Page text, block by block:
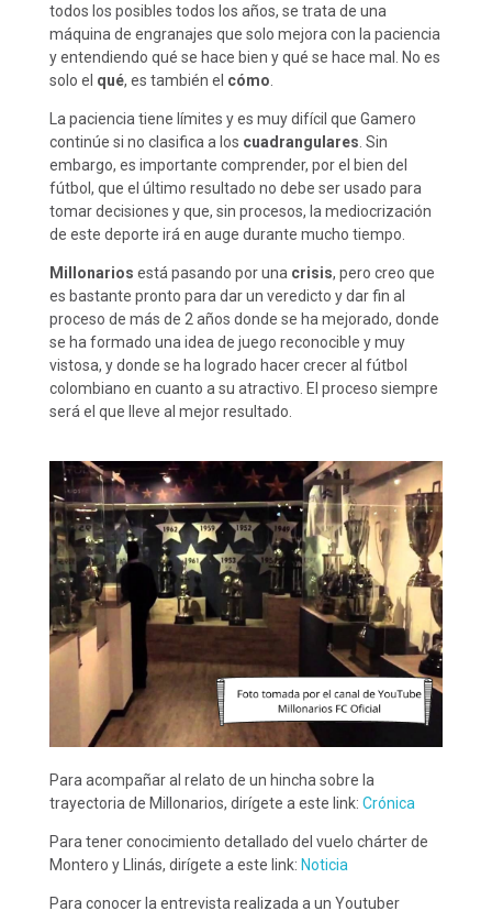
todos los posibles todos los años, se trata de una
máquina de engranajes que solo mejora con la paciencia
y entendiendo qué se hace bien y qué se hace mal. No es
solo el qué, es también el cómo
La paciencia tiene límites y es muy difícil que Gamero
continúe si no clasifica a los cuadrangulares . Sin
embargo, es importante comprender, por el bien del
fútbol, que el último resultado no debe ser usado para
tomar decisiones y que, sin procesos, la mediocrización
de este deporte irá en auge durante mucho tiempo.
Millonarios está pasando por una crisis, pero creo que
es bastante pronto para dar un veredicto y dar fin al
proceso de más de 2 años donde se ha mejorado, donde
se ha formado una idea de juego reconocible y muy
vistosa, y donde se ha logrado hacer crecer al fútbol
colombiano en cuanto a su atractivo. El proceso siempre
será el que lleve al mejor resultado.
Para acompañar al relato de un hincha sobre la
trayectoria de Millonarios, dirígete a este link: Crónica
Para tener conocimiento detallado del vuelo chárter de
Montero y Llinás, dirígete a este link: Noticia
Para conocer la entrevista realizada a un Youtuber